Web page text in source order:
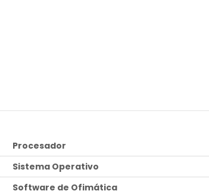
Procesador
Sistema Operativo
Software de Ofimática